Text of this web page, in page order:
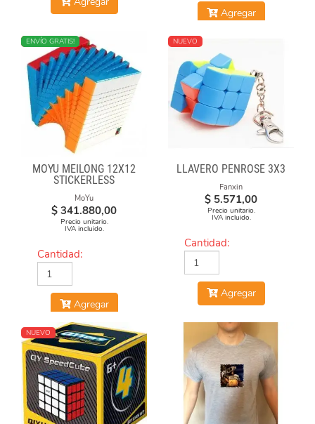
Agregar
NUEVO
ENVÍO GRATIS!
MOYU MEILONG 12X12
STICKERLESS
MoYu
$ 341.880,00
Precio unitario.
IVA incluido.
Cantidad:
Agregar
NUEVO
LLAVERO PENROSE 3X3
Fanxin
$ 5.571,00
Precio unitario.
IVA incluido.
Cantidad:
Agregar
NUEVO